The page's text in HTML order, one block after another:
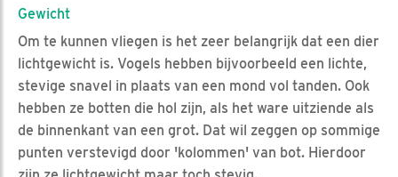
Gewicht
Om te kunnen vliegen is het zeer belangrijk dat een dier
lichtgewicht is. Vogels hebben bijvoorbeeld een lichte,
stevige snavel in plaats van een mond vol tanden. Ook
hebben ze botten die hol zijn, als het ware uitziende als
de binnenkant van een grot. Dat wil zeggen op sommige
punten verstevigd door 'kolommen' van bot. Hierdoor